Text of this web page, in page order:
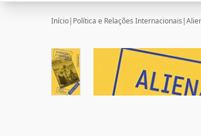
Início| Política e Relações Internacionais |